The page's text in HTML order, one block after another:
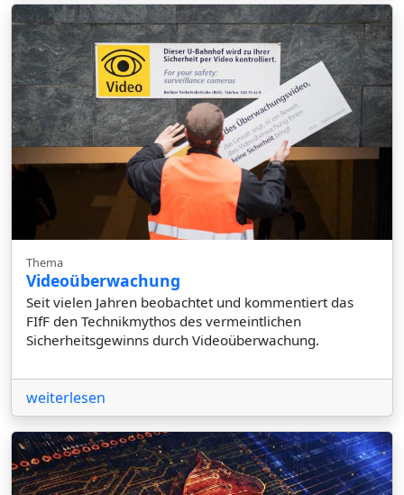
Thema
Videoüberwachung
Seit vielen Jahren beobachtet und kommentiert das
FIfF den Technikmythos des vermeintlichen
Sicherheitsgewinns durch Videoüberwachung.
weiterlesen